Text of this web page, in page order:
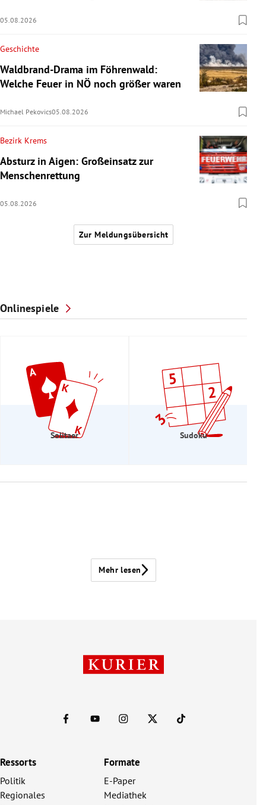
05.08.2026
Geschichte
Waldbrand-Drama im Föhrenwald:
Welche Feuer in NÖ noch größer waren
Michael Pekovics05.08.2026
Bezirk Krems
Absturz in Aigen: Großeinsatz zur
Menschenrettung
05.08.2026
Zur Meldungsübersicht
Onlinespiele
Solitaer Sudoku
Mehr lesen
Ressorts
Politik
Regionales
Formate
E-Paper
Mediathek